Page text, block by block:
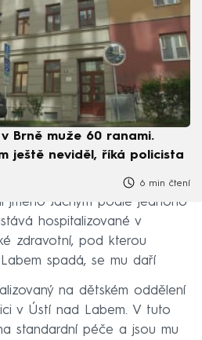
Brně muže 60 ranami.
ještě neviděl, říká policista
6 min čtení
jméno Jáchym podle jednoho
hospitalizované v
zdravotní, pod kterou
spadá, se mu daří
na dětském oddělení
v Ústí nad Labem. V tuto
standardní péče a jsou mu